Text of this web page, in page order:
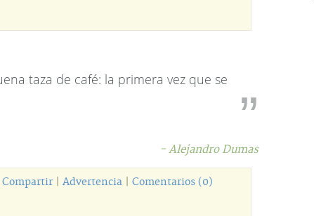
taza de café: la primera vez que se
- Alejandro Dumas
Compartir Advertencia Comentarios (0)